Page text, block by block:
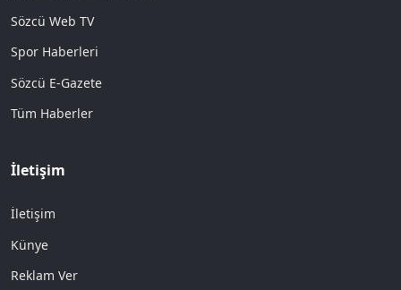
Sözcü Web TV
Spor Haberleri
Sözcü E-Gazete
Tüm Haberler
İletişim
İletişim
Künye
Reklam Ver